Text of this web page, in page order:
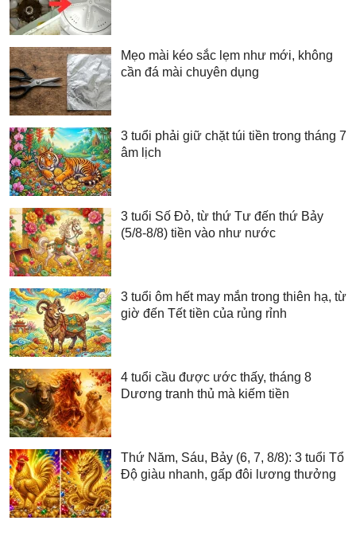
Mẹo mài kéo sắc lẹm như mới, không
cần đá mài chuyên dụng
3 tuổi phải giữ chặt túi tiền trong tháng 7
âm lịch
3 tuổi Số Đỏ, từ thứ Tư đến thứ Bảy
(5/8-8/8) tiền vào như nước
3 tuổi ôm hết may mắn trong thiên hạ, từ
giờ đến Tết tiền của rủng rỉnh
4 tuổi cầu được ước thấy, tháng 8
Dương tranh thủ mà kiếm tiền
Thứ Năm, Sáu, Bảy (6, 7, 8/8): 3 tuổi Tổ
Độ giàu nhanh, gấp đôi lương thưởng